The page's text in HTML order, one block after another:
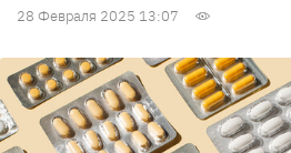
28 Февраля 2025 13:07